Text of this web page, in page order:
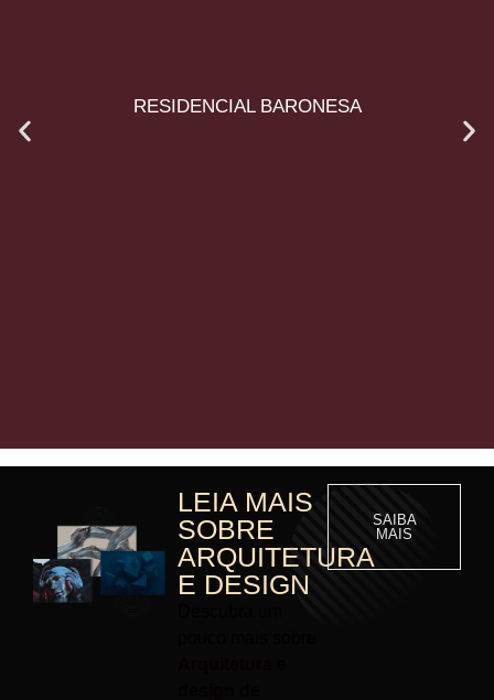
RESIDENCIAL BARONESA
LEIA MAIS
SOBRE
ARQUITETURA
E DESIGN
SAIBA
MAIS